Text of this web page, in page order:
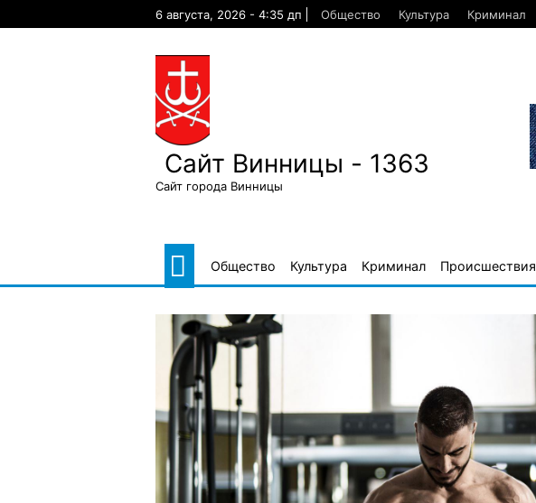
6 августа, 2026 - 4:35 дп Общество Культура Криминал
Сайт Винницы - 1363
Сайт города Винницы
Общество Культура Криминал Происшествия